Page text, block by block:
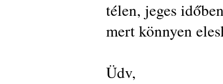
télen, jeges
mert könnyen
Üdv,